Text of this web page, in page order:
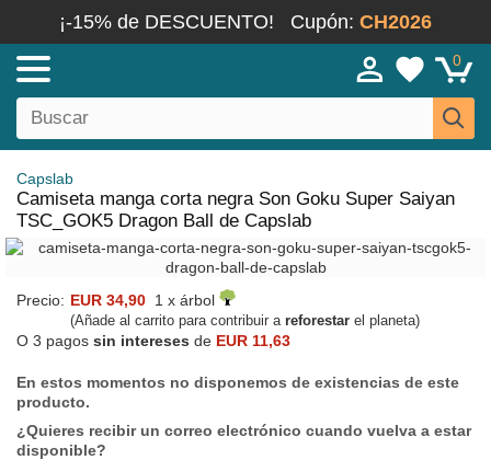
¡-15% de DESCUENTO! Cupón: CH2026
0
Capslab
Camiseta manga corta negra Son Goku Super Saiyan
TSC_GOK5 Dragon Ball de Capslab
Precio: EUR 34,90 1 x árbol
(Añade al carrito para contribuir a reforestar el planeta)
O 3 pagos sin intereses de EUR 11,63
En estos momentos no disponemos de existencias de este
producto.
¿Quieres recibir un correo electrónico cuando vuelva a estar
disponible?